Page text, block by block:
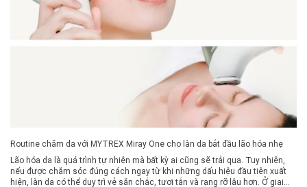
Routine chăm da với MYTREX Miray One cho làn da bắt đầu lão hóa nhẹ
Lão hóa da là quá trình tự nhiên mà bất kỳ ai cũng sẽ trải qua. Tuy nhiên,
nếu được chăm sóc đúng cách ngay từ khi những dấu hiệu đầu tiên xuất
hiện, làn da có thể duy trì vẻ săn chắc, tươi tắn và rạng rỡ lâu hơn. Ở giai